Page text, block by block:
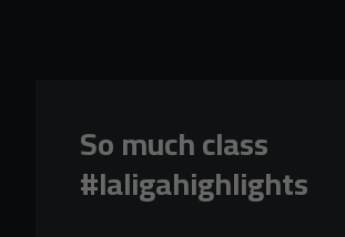
So much class
#laligahighlights